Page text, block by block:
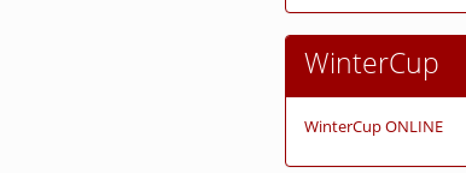
WinterCup
WinterCup ONLINE